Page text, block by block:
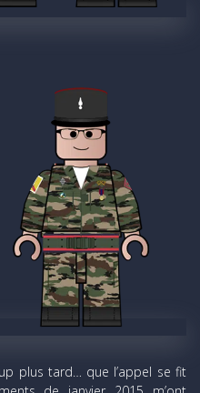
plus tard… que l’appel se fit